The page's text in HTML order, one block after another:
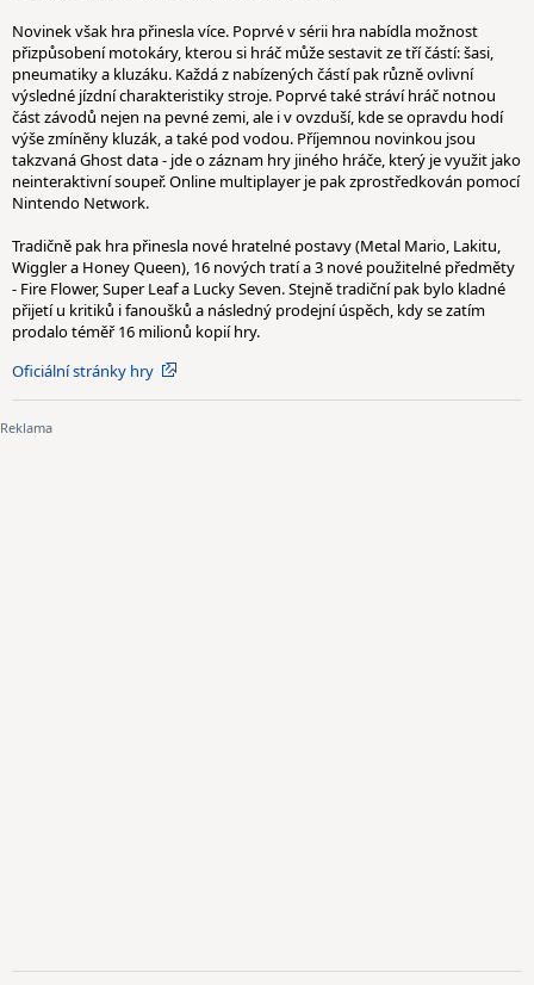
Novinek však hra přinesla více. Poprvé v sérii hra nabídla možnost
přizpůsobení motokáry, kterou si hráč může sestavit ze tří částí: šasi,
pneumatiky a kluzáku. Každá z nabízených částí pak různě ovlivní
výsledné jízdní charakteristiky stroje. Poprvé také stráví hráč notnou
část závodů nejen na pevné zemi, ale i v ovzduší, kde se opravdu hodí
výše zmíněny kluzák, a také pod vodou. Příjemnou novinkou jsou
takzvaná Ghost data - jde o záznam hry jiného hráče, který je využit jako
neinteraktivní soupeř. Online multiplayer je pak zprostředkován pomocí
Nintendo Network.
Tradičně pak hra přinesla nové hratelné postavy (Metal Mario, Lakitu,
Wiggler a Honey Queen), 16 nových tratí a 3 nové použitelné předměty
- Fire Flower, Super Leaf a Lucky Seven. Stejně tradiční pak bylo kladné
přijetí u kritiků i fanoušků a následný prodejní úspěch, kdy se zatím
prodalo téměř 16 milionů kopií hry.
Oficiální stránky hry